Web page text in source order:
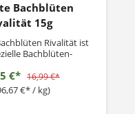
Bachblüten
15g
Rivalität ist
Bachblüten-
Verhalten gegenüber
Die rein pflanzlichen
die Tiere bei
€* 16,99 €*
€* / kg)